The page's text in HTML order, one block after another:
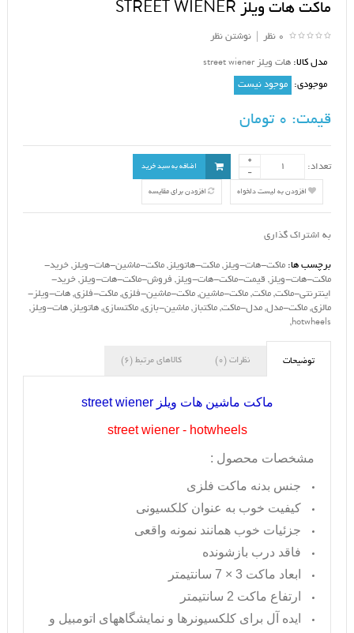
ماکت هات ویلز STREET WIENER
0 نظر نوشتن نظر
مدل کالا: هات ویلز street wiener
موجودی: موجود نیست
قیمت:
تعداد: اضافه به سبد خرید
افزودن به لیست دلخواه افزودن برای مقایسه
به اشتراک گذاری
برچسب ها: ماکت-هات-ویلز , ماکت-هاتویلز , ماکت-ماشین-هات-ویلز , خرید-
ماکت-هات-ویلز , قیمت-ماکت-هات-ویلز , فروش-ماکت-هات-ویلز , خرید-
اینترنتی-ماکت, ماکت, ماکت-ماشین, ماکت-ماشین-فلزی, ماکت-فلزی, هات-ویلز-
مالزی, ماکت-مدل, مدل-ماکت, ماکتباز , ماشین-بازی, ماکتسازی, هاتویلز , هات-ویلز ,
hotwheels
,
توضیحات نظرات (0) کالاهای مرتبط (6)
ماکت ماشین هات ویلزstreet wiener
street wiener - hotwheels
مشخصات محصول :
جنس بدنه ماکت فلزی
کیفیت خوب به عنوان کلکسیونی
جزئیات خوب همانند نمونه واقعی
فاقد درب بازشونده
ابعاد ماکت 3 × 7 سانتیمتر
ارتفاع ماکت 2 سانتیمتر
ایده آل برای کلکسیونرها و نمایشگاههای اتومبیل و